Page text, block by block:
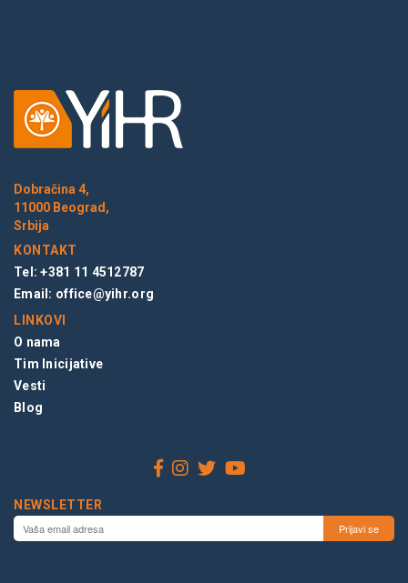
Dobračina 4,
11000 Beograd,
Srbija
KONTAKT
Tel: +381 11 4512787
Email: office@yihr.org
LINKOVI
O nama
Tim Inicijative
Vesti
Blog
NEWSLETTER